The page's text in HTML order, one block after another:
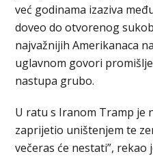
već godinama izaziva
doveo do otvorenog
najvažnijih Amerikanaca
uglavnom govori
nastupa grubo.
U ratu s Iranom Tramp je
zaprijetio uništenjem te
večeras će nestati”,